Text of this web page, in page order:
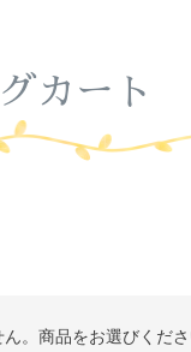
カート
。商品をお選びくださ